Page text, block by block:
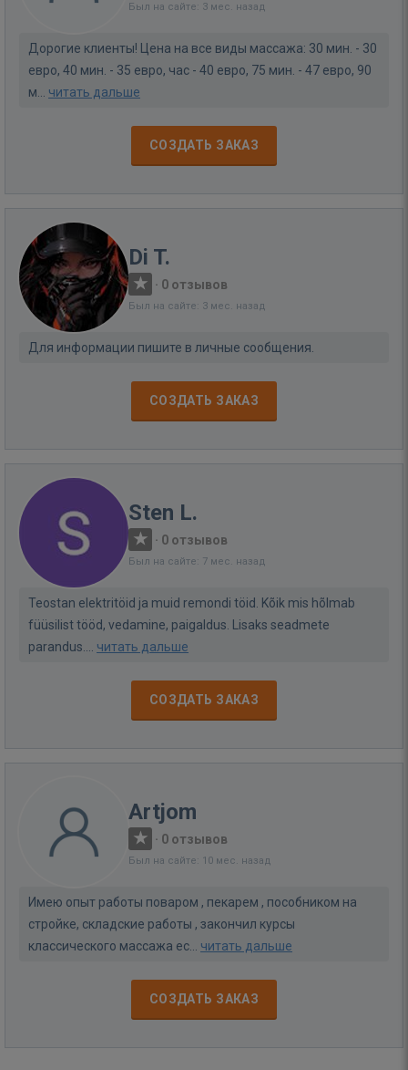
Был на сайте: 3 мес. назад
Дорогие клиенты! Цена на все виды массажа: 30 мин. - 30
евро, 40 мин. - 35 евро, час - 40 евро, 75 мин. - 47 евро, 90
м... читать дальше
СОЗДАТЬ ЗАКАЗ
Di T.
· 0 отзывов
Был на сайте: 3 мес. назад
Для информации пишите в личные сообщения.
СОЗДАТЬ ЗАКАЗ
Sten L.
· 0 отзывов
Был на сайте: 7 мес. назад
Teostan elektritöid ja muid remondi töid. Kõik mis hõlmab
füüsilist tööd, vedamine, paigaldus. Lisaks seadmete
parandus.... читать дальше
СОЗДАТЬ ЗАКАЗ
Artjom
· 0 отзывов
Был на сайте: 10 мес. назад
Имею опыт работы поваром , пекарем , пособником на
стройке, складские работы , закончил курсы
классического массажа ес... читать дальше
СОЗДАТЬ ЗАКАЗ